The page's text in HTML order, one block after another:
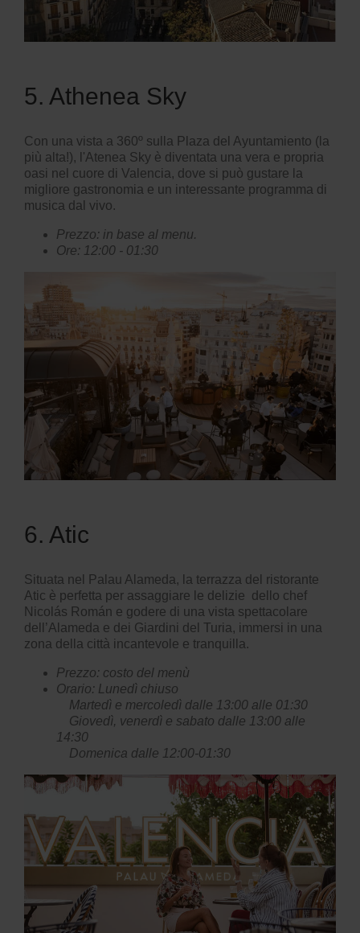
5. Athenea Sky
Con una vista a 360º sulla Plaza del Ayuntamiento (la
più alta!), l'Atenea Sky è diventata una vera e propria
oasi nel cuore di Valencia, dove si può gustare la
migliore gastronomia e un interessante programma di
musica dal vivo.
Prezzo: in base al menu.
Ore: 12:00 - 01:30
6. Atic
Situata nel Palau Alameda, la terrazza del ristorante
Atic è perfetta per assaggiare le delizie dello chef
Nicolás Román e godere di una vista spettacolare
dell’Alameda e dei Giardini del Turia, immersi in una
zona della città incantevole e tranquilla.
Prezzo: costo del menù
Orario: Lunedì chiuso
Martedì e mercoledì dalle 13:00 alle 01:30
Giovedì, venerdì e sabato dalle 13:00 alle
14:30
Domenica dalle 12:00-01:30